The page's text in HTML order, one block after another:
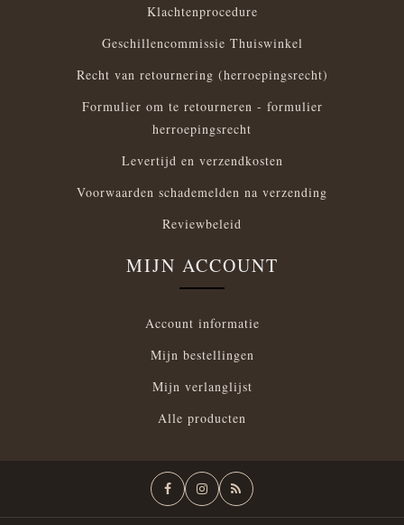
Klachtenprocedure
Geschillencommissie Thuiswinkel
Recht van retournering (herroepingsrecht)
Formulier om te retourneren - formulier
herroepingsrecht
Levertijd en verzendkosten
Voorwaarden schademelden na verzending
Reviewbeleid
MIJN ACCOUNT
Account informatie
Mijn bestellingen
Mijn verlanglijst
Alle producten